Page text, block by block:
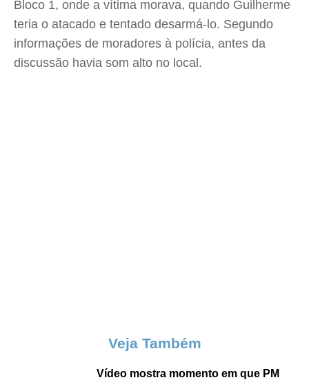
Bloco 1, onde a vítima morava, quando Guilherme
teria o atacado e tentado desarmá-lo. Segundo
informações de moradores à polícia, antes da
discussão havia som alto no local.
Veja Também
Vídeo mostra momento em que PM